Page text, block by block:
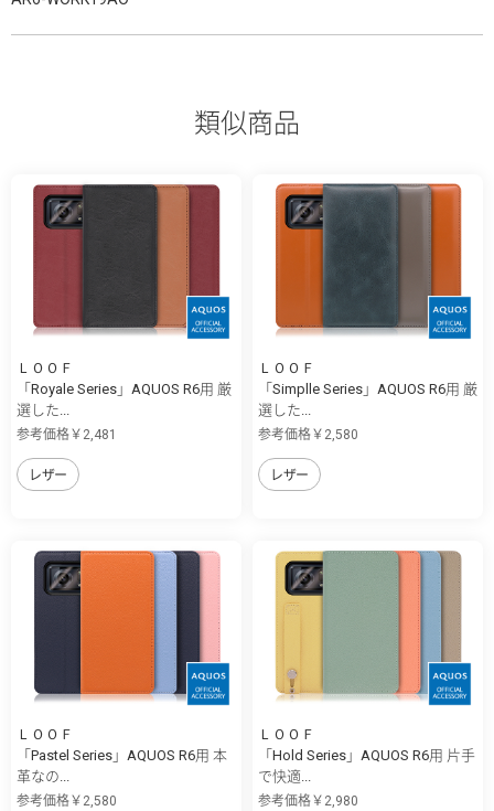
類似商品
ＬＯＯＦ
「Royale Series」AQUOS R6用 厳
選した...
参考価格￥2,481
レザー
ＬＯＯＦ
「Simplle Series」AQUOS R6用 厳
選した...
参考価格￥2,580
レザー
ＬＯＯＦ
「Pastel Series」AQUOS R6用 本
革なの...
参考価格￥2,580
ＬＯＯＦ
「Hold Series」AQUOS R6用 片手
で快適...
参考価格￥2,980